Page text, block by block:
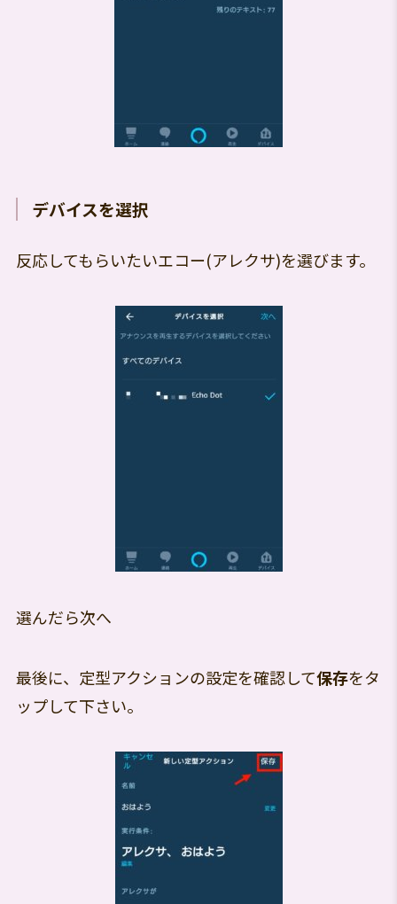
デバイスを選択
反応してもらいたいエコー(アレクサ)を選びます。
選んだら次へ
最後に、定型アクションの設定を確認して保存をタ
ップして下さい。